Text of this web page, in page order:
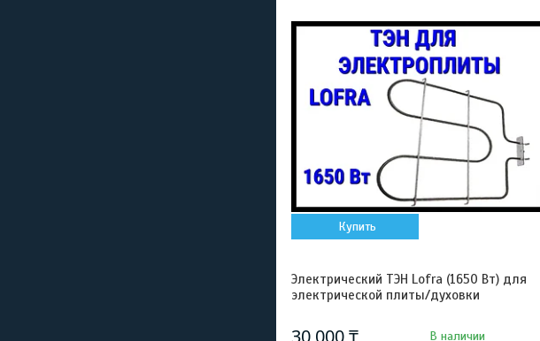
Купить
Электрический ТЭН Lofra (1650 Вт) для
электрической плиты/духовки
30 000 ₸ В наличии